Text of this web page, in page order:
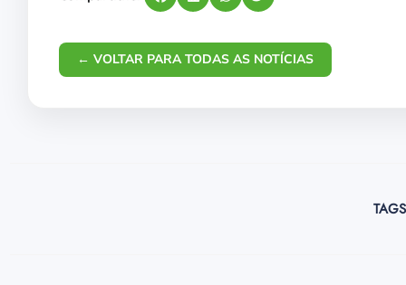
← VOLTAR PARA TODAS AS NOTÍCIAS